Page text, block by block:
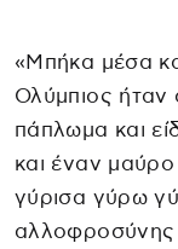
«Μπήκα μέσα
Ολύμπιος
πάπλωμα και
και έναν
γύρισα γύρω
αλλοφροσύνης